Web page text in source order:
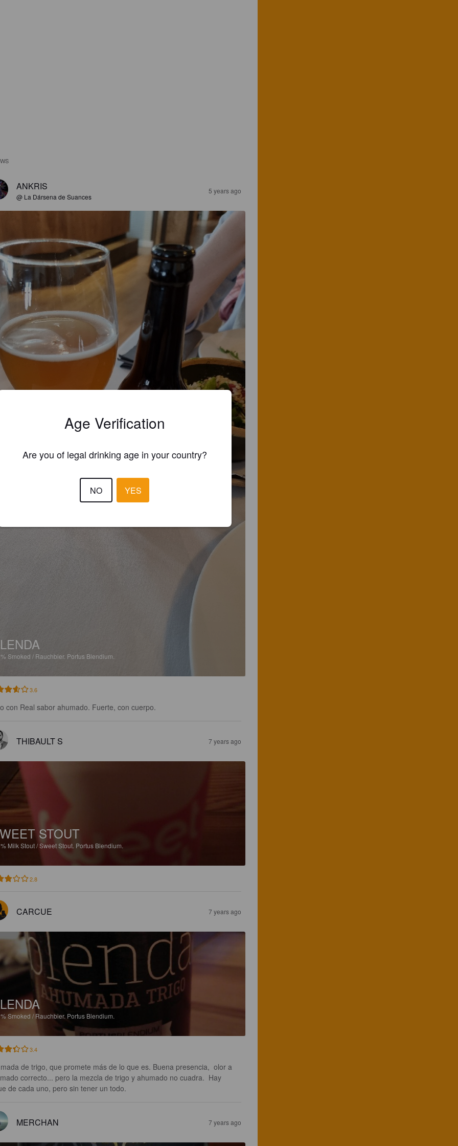
ANKRIS
@ La Dársena de Suances
5 years ago
Smoked / Rauchbier. Portus Blendium.
3.6
con Real sabor ahumado. Fuerte, con cuerpo.
THIBAULT S 7 years ago
STOUT
Milk Stout / Sweet Stout. Portus Blendium.
2.8
CARCUE 7 years ago
Smoked / Rauchbier. Portus Blendium.
3.4
de trigo, que promete más de lo que es. Buena presencia,  olor a
correcto... pero la mezcla de trigo y ahumado no cuadra.  Hay
de cada uno, pero sin tener un todo.
MERCHAN 7 years ago
Age Verification
Are you of legal drinking age in your country?
NO YES